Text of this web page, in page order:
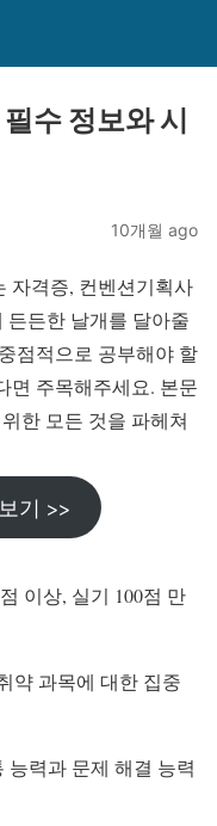
수 정보와 시
10개월 ago
자격증, 컨벤션기획사
든한 날개를 달아줄
점적으로 공부해야 할
면 주목해주세요. 본문
한 모든 것을 파헤쳐
기 >>
이상, 실기 100점 만
약 과목에 대한 집중
능력과 문제 해결 능력